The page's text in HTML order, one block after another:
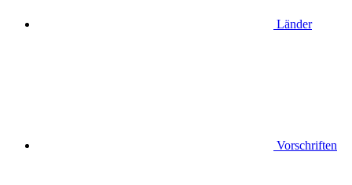
Länder
Vorschriften